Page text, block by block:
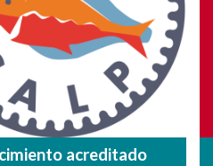
acreditado